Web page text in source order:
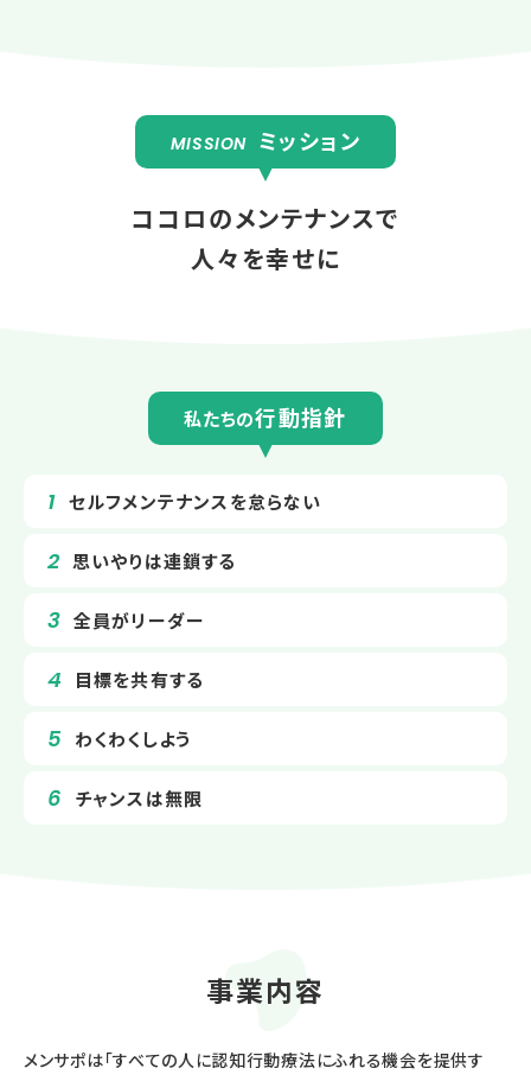
MISSION ミッション
ココロのメンテナンスで
人々を幸せに
私たちの行動指針
セルフメンテナンスを怠らない
思いやりは連鎖する
全員がリーダー
目標を共有する
わくわくしよう
チャンスは無限
事業内容
メンサポは「すべての人に認知行動療法にふれる機会を提供す